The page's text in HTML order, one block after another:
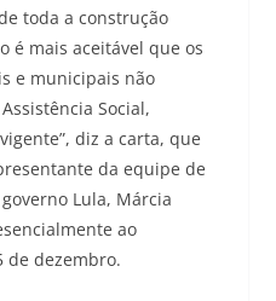
toda a construção
é mais aceitável que os
e municipais não
Social,
diz a carta, que
da equipe de
Lula, Márcia
ao
de dezembro.